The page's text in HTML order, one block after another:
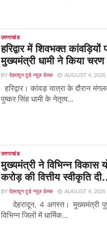
उत्तराखंड
हरिद्वार में शिवभक्त कांवड़ियों
मुख्यमंत्री धामी ने किया
BY देहरादून टुडे न्यूज़ डेस्क AUGUST 4, 2026
हरिद्वार। कांवड़ यात्रा के दौरान
पुष्कर सिंह धामी के नेतृत्व...
उत्तराखंड
मुख्यमंत्री ने विभिन्न
करोड़ की वित्तीय स्वीकृति
BY देहरादून टुडे न्यूज़ डेस्क AUGUST 4, 2026
देहरादून, 4 अगस्त। मुख्यमंत्री
विभिन्न जिलों में धार्मिक...